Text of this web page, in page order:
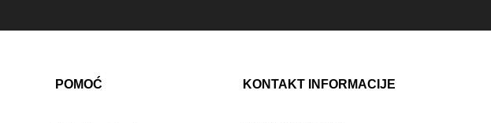
POMOĆ KONTAKT INFORMACIJE